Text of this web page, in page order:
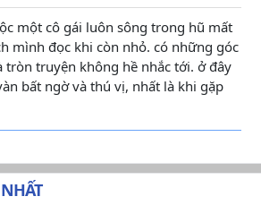
một cô gái luôn sông trong hũ mất
mình đọc khi còn nhỏ. có những góc
tròn truyện không hề nhắc tới. ở đây
bất ngờ và thú vị, nhất là khi gặp